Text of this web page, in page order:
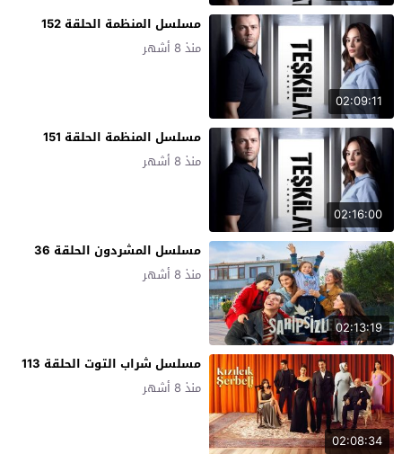
02:09:11
مسلسل المنظمة الحلقة 152
منذ 8 أشهر
02:16:00
مسلسل المنظمة الحلقة 151
منذ 8 أشهر
02:13:19
مسلسل المشردون الحلقة 36
منذ 8 أشهر
02:08:34
مسلسل شراب التوت الحلقة 113
منذ 8 أشهر